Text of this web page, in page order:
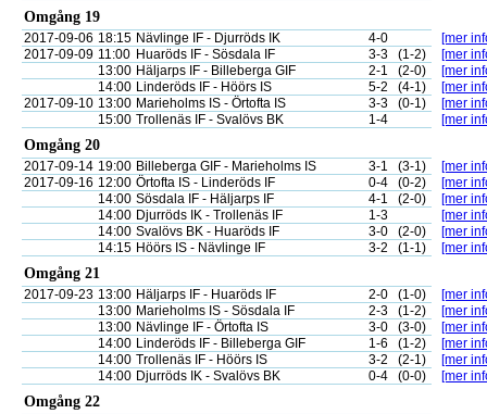
Omgång 19
2017-09-06 18:15 Nävlinge IF - Djurröds IK 4-0
[mer
2017-09-09 11:00 Huaröds IF - Sösdala IF 3-3 (1-2)
[mer
13:00 Häljarps IF - Billeberga GIF 2-1 (2-0)
[mer
14:00 Linderöds IF - Höörs IS 5-2 (4-1)
[mer
2017-09-10 13:00 Marieholms IS - Örtofta IS 3-3 (0-1)
[mer
15:00 Trollenäs IF - Svalövs BK 1-4 [mer
Omgång 20
2017-09-14 19:00 Billeberga GIF - Marieholms IS 3-1 (3-1)
[mer
2017-09-16 12:00 Örtofta IS - Linderöds IF 0-4 (0-2)
[mer
14:00 Sösdala IF - Häljarps IF 4-1 (2-0)
[mer
14:00 Djurröds IK - Trollenäs IF 1-3
[mer
14:00 Svalövs BK - Huaröds IF 3-0 (2-0)
[mer
14:15 Höörs IS - Nävlinge IF 3-2 (1-1) [mer
Omgång 21
2017-09-23 13:00 Häljarps IF - Huaröds IF 2-0 (1-0)
[mer
13:00 Marieholms IS - Sösdala IF 2-3 (1-2)
[mer
13:00 Nävlinge IF - Örtofta IS 3-0 (3-0)
[mer
14:00 Linderöds IF - Billeberga GIF 1-6 (1-2)
[mer
14:00 Trollenäs IF - Höörs IS 3-2 (2-1)
[mer
14:00 Djurröds IK - Svalövs BK 0-4 (0-0) [mer
Omgång 22